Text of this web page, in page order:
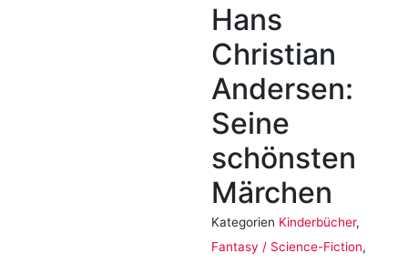
Hans
Christian
Andersen:
Seine
schönsten
Märchen
Kategorien Kinderbücher,
Fantasy / Science-Fiction,